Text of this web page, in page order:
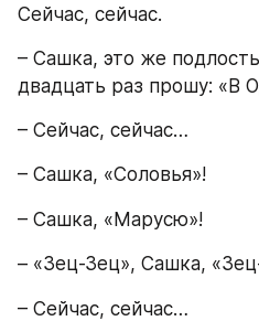
Сейчас, сейчас.
– Сашка, это же
двадцать раз прошу: «В
– Сейчас, сейчас…
– Сашка, «Соловья»!
– Сашка, «Марусю»!
– «Зец-Зец», Сашка,
– Сейчас, сейчас…